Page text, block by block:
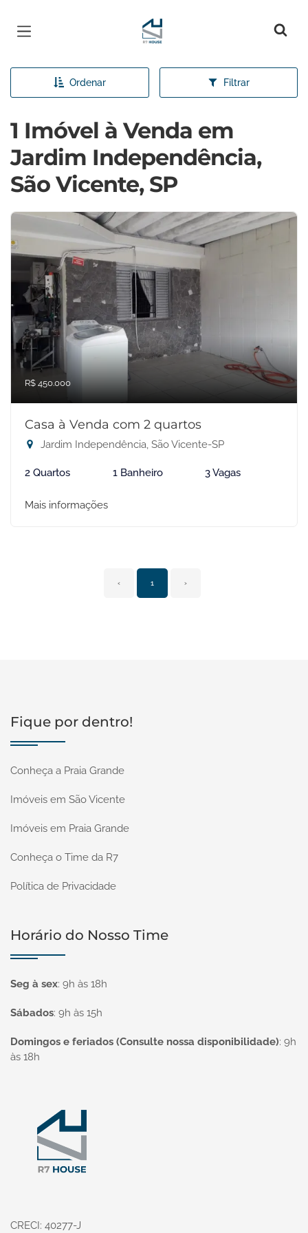
Página inicial
Ordenar Filtrar
1 Imóvel à Venda em
Jardim Independência,
São Vicente, SP
R$ 450.000
Casa à Venda com 2 quartos
Jardim Independência, São Vicente-SP
2 Quartos 1 Banheiro 3 Vagas
Mais informações
‹ 1 ›
Fique por dentro!
Conheça a Praia Grande
Imóveis em São Vicente
Imóveis em Praia Grande
Conheça o Time da R7
Política de Privacidade
Horário do Nosso Time
Seg à sex: 9h às 18h
Sábados: 9h às 15h
Domingos e feriados (Consulte nossa disponibilidade): 9h
às 18h
CRECI: 40277-J